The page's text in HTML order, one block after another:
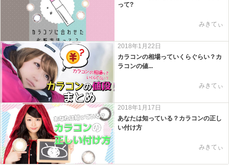
って?
みきてぃ
2018年1月22日
カラコンの相場っていくらぐらい？カ
ラコンの値...
みきてぃ
2018年1月17日
あなたは知っている？カラコンの正し
い付け方
みきてぃ